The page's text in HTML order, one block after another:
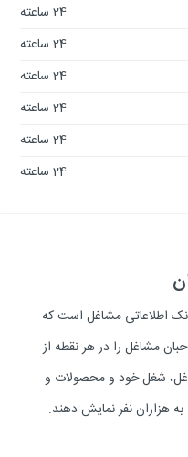
24 ساعته
24 ساعته
24 ساعته
24 ساعته
24 ساعته
24 ساعته
بانک اطلاعاتی مشاغل است که
مشاغل را در هر نقطه از
شغل خود و محصولات و
هزاران نفر نمایش دهند.